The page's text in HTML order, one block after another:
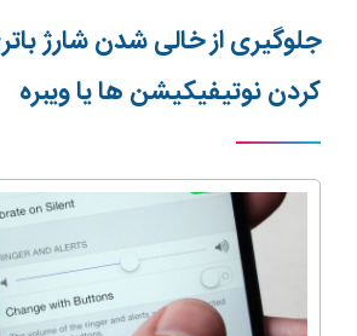
جلوگیری از خالی شدن شارژ
کردن نوتیفیکیشن ها یا ویبره